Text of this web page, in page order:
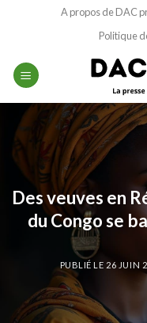
A propos de DAC
Politique
Des veuves en
du Congo se
PUBLIÉ LE 26 JUIN